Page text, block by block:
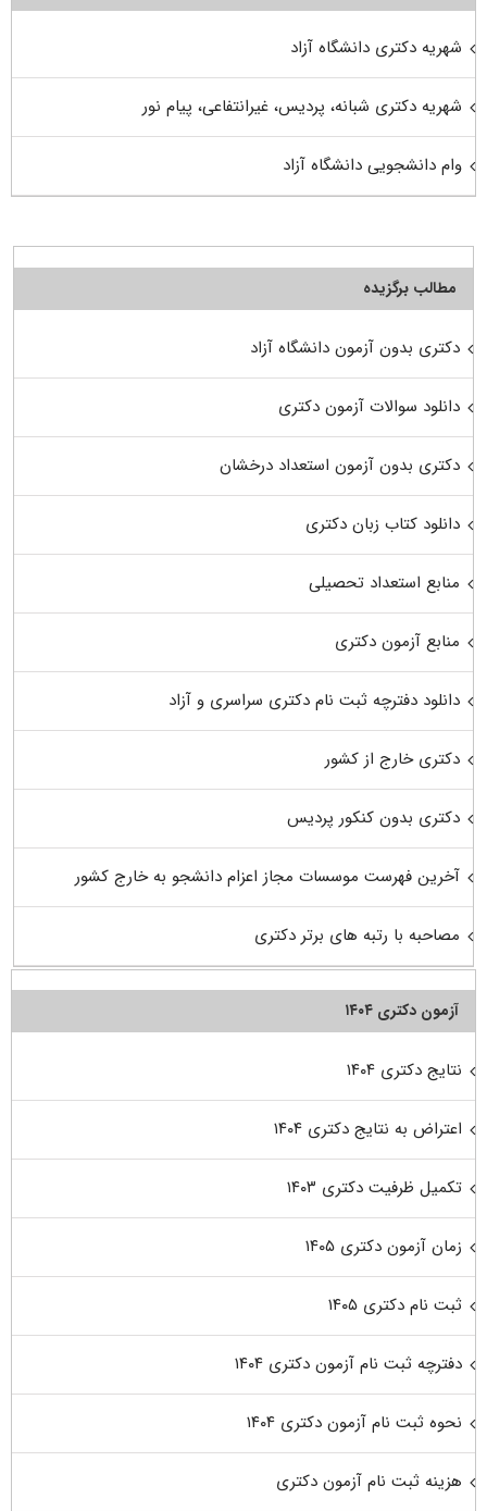
شهریه دکتری دانشگاه آزاد
شهریه دکتری شبانه، پردیس، غیرانتفاعی، پیام نور
وام دانشجویی دانشگاه آزاد
مطالب برگزیده
دکتری بدون آزمون دانشگاه آزاد
دانلود سوالات آزمون دکتری
دکتری بدون آزمون استعداد درخشان
دانلود کتاب زبان دکتری
منابع استعداد تحصیلی
منابع آزمون دکتری
دانلود دفترچه ثبت نام دکتری سراسری و آزاد
دکتری خارج از کشور
دکتری بدون کنکور پردیس
آخرین فهرست موسسات مجاز اعزام دانشجو به خارج کشور
مصاحبه با رتبه های برتر دکتری
آزمون دکتری ۱۴۰۴
نتایج دکتری ۱۴۰۴
اعتراض به نتایج دکتری ۱۴۰۴
تکمیل ظرفیت دکتری ۱۴۰۳
زمان آزمون دکتری ۱۴۰۵
ثبت نام دکتری ۱۴۰۵
دفترچه ثبت نام آزمون دکتری ۱۴۰۴
نحوه ثبت نام آزمون دکتری ۱۴۰۴
هزینه ثبت نام آزمون دکتری